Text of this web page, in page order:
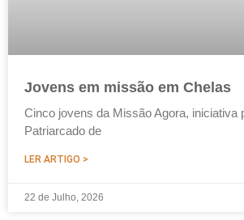
Jovens em missão em Chelas
Cinco jovens da Missão Agora, iniciativa
Patriarcado de
LER ARTIGO >
22 de Julho, 2026